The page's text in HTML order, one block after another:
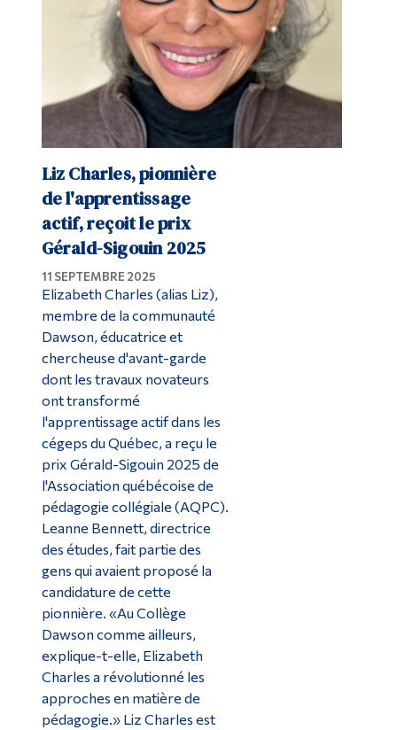
Liz Charles, pionnière
de l'apprentissage
actif, reçoit le prix
Gérald-Sigouin 2025
11 SEPTEMBRE 2025
Elizabeth Charles (alias Liz),
membre de la communauté
Dawson, éducatrice et
chercheuse d'avant-garde
dont les travaux novateurs
ont transformé
l'apprentissage actif dans les
cégeps du Québec, a reçu le
prix Gérald-Sigouin 2025 de
l'Association québécoise de
pédagogie collégiale (AQPC).
Leanne Bennett, directrice
des études, fait partie des
gens qui avaient proposé la
candidature de cette
pionnière. «Au Collège
Dawson comme ailleurs,
explique-t-elle, Elizabeth
Charles a révolutionné les
approches en matière de
pédagogie.» Liz Charles est